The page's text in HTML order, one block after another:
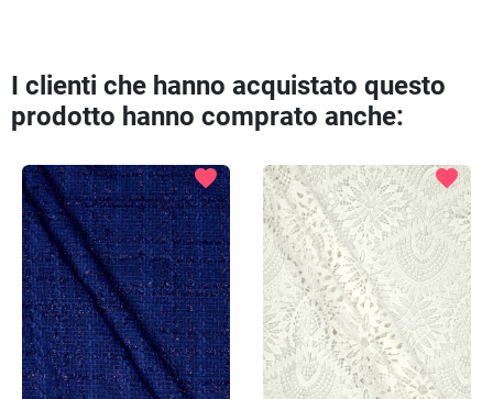
I clienti che hanno acquistato questo
prodotto hanno comprato anche:
favorite favorite